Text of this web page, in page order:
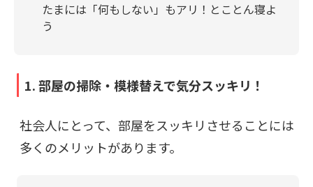
たまには「何もしない」もアリ！とことん寝よ
う
1. 部屋の掃除・模様替えで気分スッキリ！
社会人にとって、部屋をスッキリさせることには
多くのメリットがあります。